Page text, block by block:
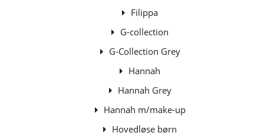
Filippa
G-collection
G-Collection Grey
Hannah
Hannah Grey
Hannah m/make-up
Hovedløse børn